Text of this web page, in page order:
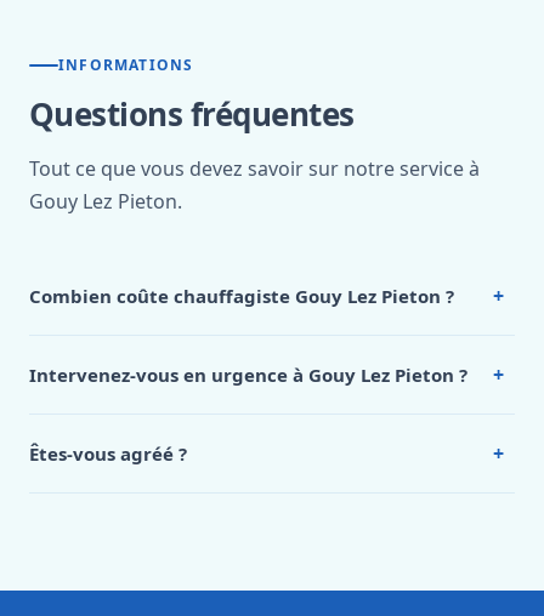
INFORMATIONS
Questions fréquentes
Tout ce que vous devez savoir sur notre service à
Gouy Lez Pieton.
Combien coûte chauffagiste Gouy Lez Pieton ? +
Lez Pieton, appelez le 0472 53 24 26.
Intervenez-vous en urgence à Gouy Lez Pieton ? +
Êtes-vous agréé ? +